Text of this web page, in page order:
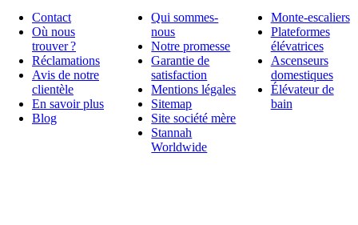
Contact
Où nous
trouver ?
Réclamations
Avis de notre
clientèle
En savoir plus
Blog
Qui sommes-
nous
Notre promesse
Garantie de
satisfaction
Mentions légales
Sitemap
Site société mère
Stannah
Worldwide
Monte-escaliers
Plateformes
élévatrices
Ascenseurs
domestiques
Élévateur de
bain